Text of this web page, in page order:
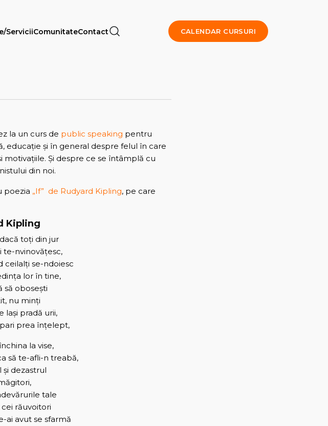
ServiciiComunitateContact CALENDAR CURSURI
la un curs de public speaking pentru
educație și în general despre felul în care
motivațiile. Și despre ce se întâmplă cu
din noi.
poezia „If” de Rudyard Kipling, pe care
Kipling
toţi din jur
te-nvinovăţesc,
ceilalţi se-ndoiesc
lor în tine,
să oboseşti
nu minţi
laşi pradă urii,
prea înţelept,
la vise,
să te-afli-n treabă,
dezastrul
tale
răuvoitori
ai avut se sfarmă